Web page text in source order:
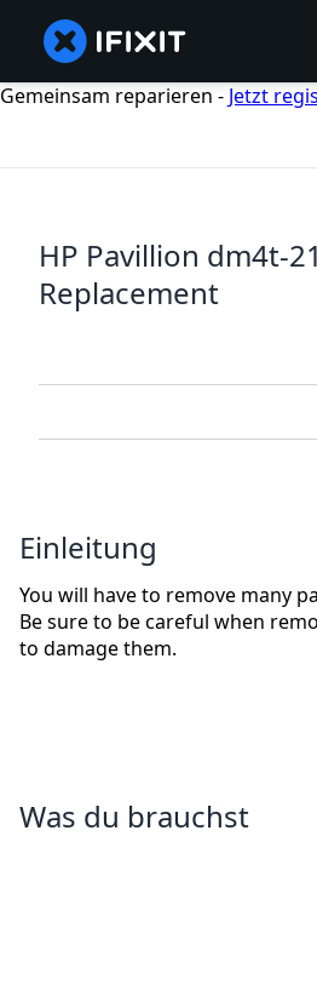
Gemeinsam reparieren - Jetzt
HP Pavillion dm4t-
Replacement
Einleitung
You will have to remove many
Be sure to be careful when
to damage them.
Was du brauchst